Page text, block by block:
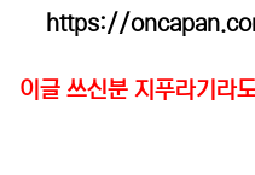
본문https://
이글 쓰신분 지푸라기라